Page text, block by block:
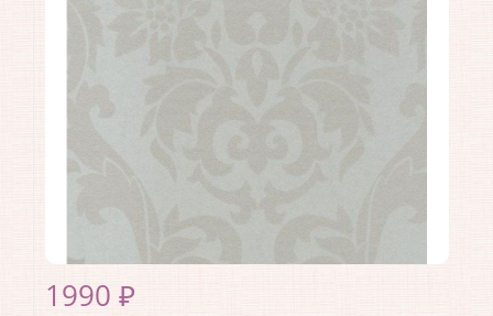
1990 ₽